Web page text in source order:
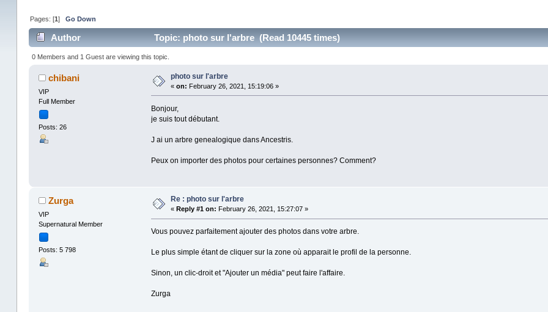
Pages: [1]Go Down
Author Topic: photo sur l'arbre (Read 10445 times)
0 Members and 1 Guest are viewing this topic.
chibani
VIP
Full Member
Posts: 26
photo sur l'arbre
« on: February 26, 2021, 15:19:06 »
Bonjour,
je suis tout débutant.
J ai un arbre genealogique dans Ancestris.
Peux on importer des photos pour certaines personnes? Comment?
Zurga
VIP
Supernatural Member
Posts: 5 798
Re : photo sur l'arbre
« Reply #1 on: February 26, 2021, 15:27:07 »
Vous pouvez parfaitement ajouter des photos dans votre arbre.
Le plus simple étant de cliquer sur la zone où apparait le profil de la personne.
Sinon, un clic-droit et "Ajouter un média" peut faire l'affaire.
Zurga